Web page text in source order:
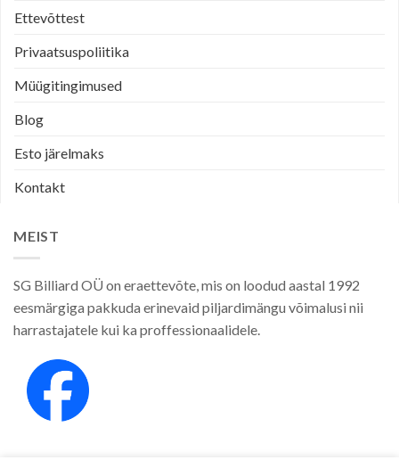
Ettevõttest
Privaatsuspoliitika
Müügitingimused
Blog
Esto järelmaks
Kontakt
MEIST
SG Billiard OÜ on eraettevõte, mis on loodud aastal 1992
eesmärgiga pakkuda erinevaid piljardimängu võimalusi nii
harrastajatele kui ka proffessionaalidele.